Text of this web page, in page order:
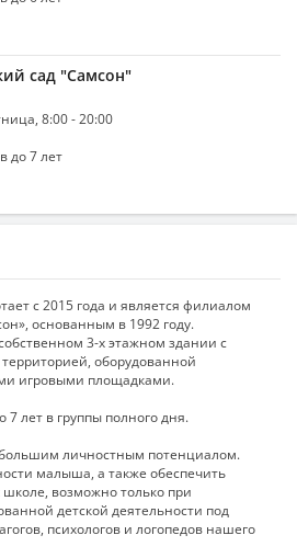
сад "Самсон"
8:00 - 20:00
до 7 лет
с 2015 года и является филиалом
основанным в 1992 году.
3-х этажном здании с
оборудованной
игровыми площадками.
лет в группы полного дня.
личностным потенциалом.
малыша, а также обеспечить
школе, возможно только при
детской деятельности под
психологов и логопедов нашего